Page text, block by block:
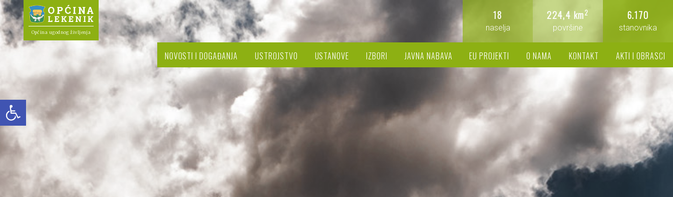
Open toolbar
Općina ugodnog življenja
6.170
stanovnika
224,4 km2
površine
18
naselja
NOVOSTI I DOGAĐANJA USTROJSTVO USTANOVE IZBORI JAVNA NABAVA EU PROJEKTI O NAMA KONTAKT AKTI I OBRASCI